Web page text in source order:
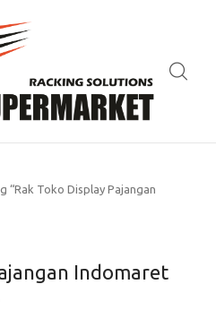
“Rak Toko Display Pajangan
Indomaret